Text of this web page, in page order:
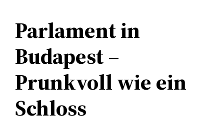
Parlament in
Budapest –
Prunkvoll wie ein
Schloss